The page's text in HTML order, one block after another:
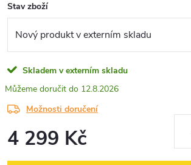
Stav zboží
Skladem v externím skladu
12.8.2026
Možnosti doručení
4 299 Kč